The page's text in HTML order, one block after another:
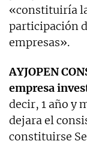
«constituiría
participación
empresas».
AYJOPEN
empresa
decir, 1 año y
dejara el
constituirse